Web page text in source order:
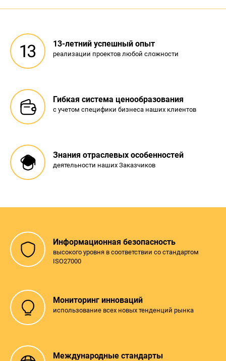
13-летний успешный опыт
реализации проектов любой сложности
Гибкая система ценообразования
с учетом специфики бизнеса наших клиентов
Знания отраслевых особенностей
деятельности наших Заказчиков
Информационная безопасность
высокого уровня в соответствии со стандартом
ISO27000
Мониторинг инноваций
использование всех новых тенденций рынка
Международные стандарты